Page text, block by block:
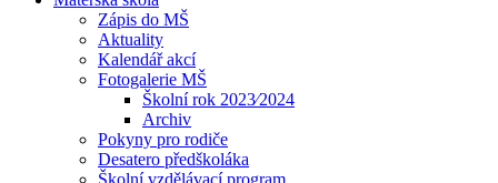
Zápis do MŠ
Aktuality
Kalendář akcí
Fotogalerie MŠ
Školní rok 2023⁄2024
Archiv
Pokyny pro rodiče
Desatero předškoláka
Školní vzdělávací program